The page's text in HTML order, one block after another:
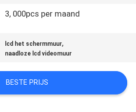
3, 000pcs per maand
lcd het schermmuur,
naadloze lcd videomuur
BESTE PRIJS